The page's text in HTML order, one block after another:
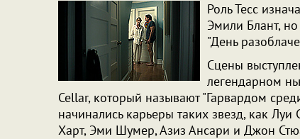
Роль Тесс
Эмили Блант,
"День
Сцены
легендарном
Cellar, который называют "Гарвардом
начинались карьеры таких звезд, как
Харт, Эми Шумер, Азиз Ансари и Джон